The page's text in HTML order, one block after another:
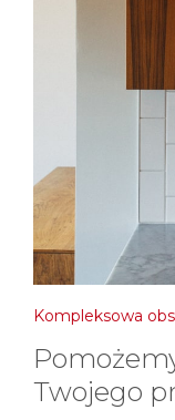
Kompleksowa
Twojego